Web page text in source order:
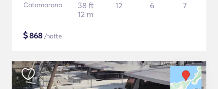
Catamarano
38 ft
12 m
12 6 7
$868 /notte